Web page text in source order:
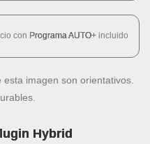
con Programa AUTO+ incluido
imagen son orientativos.
Hybrid